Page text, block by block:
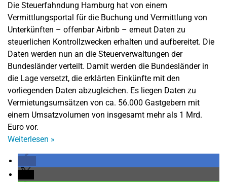
Die Steuerfahndung Hamburg hat von einem
Vermittlungsportal für die Buchung und Vermittlung von
Unterkünften – offenbar Airbnb – erneut Daten zu
steuerlichen Kontrollzwecken erhalten und aufbereitet. Die
Daten werden nun an die Steuerverwaltungen der
Bundesländer verteilt. Damit werden die Bundesländer in
die Lage versetzt, die erklärten Einkünfte mit den
vorliegenden Daten abzugleichen. Es liegen Daten zu
Vermietungsumsätzen von ca. 56.000 Gastgebern mit
einem Umsatzvolumen von insgesamt mehr als 1 Mrd.
Euro vor.
Weiterlesen »